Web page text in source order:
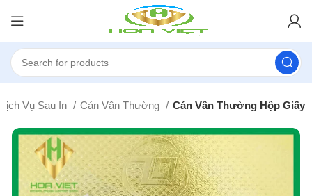
Vụ Sau In Cán Vân Thường Cán Vân Thường Hộp Giấy